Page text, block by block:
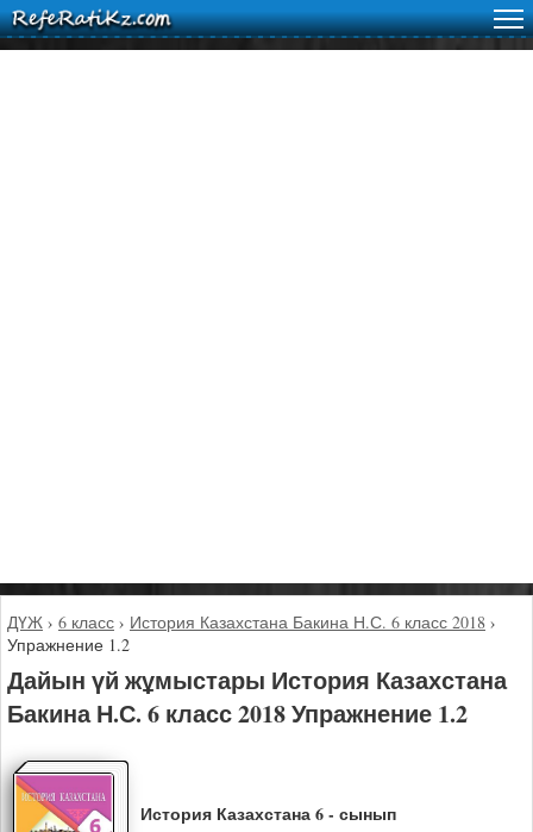
ДҮЖ › 6 класс › История Казахстана Бакина Н.С. 6 класс 2018 ›
Упражнение 1.2
Дайын үй жұмыстары История Казахстана
Бакина Н.С. 6 класс 2018 Упражнение 1.2
История Казахстана 6 - сынып